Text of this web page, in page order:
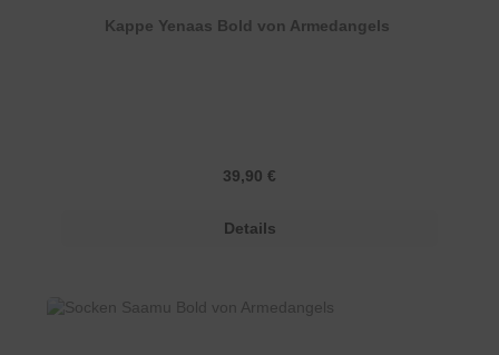
Kappe Yenaas Bold von Armedangels
Regulärer Preis:
39,90 €
Details